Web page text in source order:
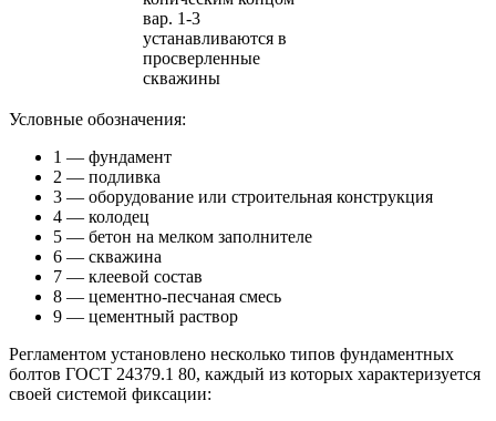
Условные обозначения:
1 — фундамент
2 — подливка
3 — оборудование или строительная конструкция
4 — колодец
5 — бетон на мелком заполнителе
6 — скважина
7 — клеевой состав
8 — цементно-песчаная смесь
9 — цементный раствор
Регламентом установлено несколько типов фундаментных
болтов ГОСТ 24379.1 80, каждый из которых характеризуется
своей системой фиксации: